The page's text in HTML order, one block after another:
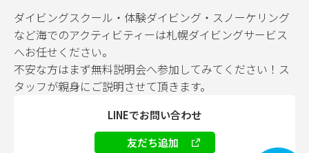
ダイビングスクール・体験ダイビング・スノーケリング
など海でのアクティビティーは札幌ダイビングサービス
へお任せください。
不安な方はまず無料説明会へ参加してみてください！ス
タッフが親身にご説明させて頂きます。
LINEでお問い合わせ
友だち追加